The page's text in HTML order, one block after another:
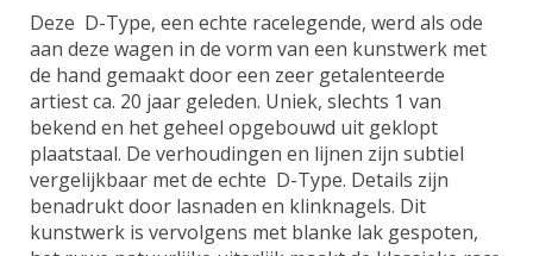
Deze D-Type, een echte racelegende, werd als ode
aan deze wagen in de vorm van een kunstwerk met
de hand gemaakt door een zeer getalenteerde
artiest ca. 20 jaar geleden. Uniek, slechts 1 van
bekend en het geheel opgebouwd uit geklopt
plaatstaal. De verhoudingen en lijnen zijn subtiel
vergelijkbaar met de echte D-Type. Details zijn
benadrukt door lasnaden en klinknagels. Dit
kunstwerk is vervolgens met blanke lak gespoten,